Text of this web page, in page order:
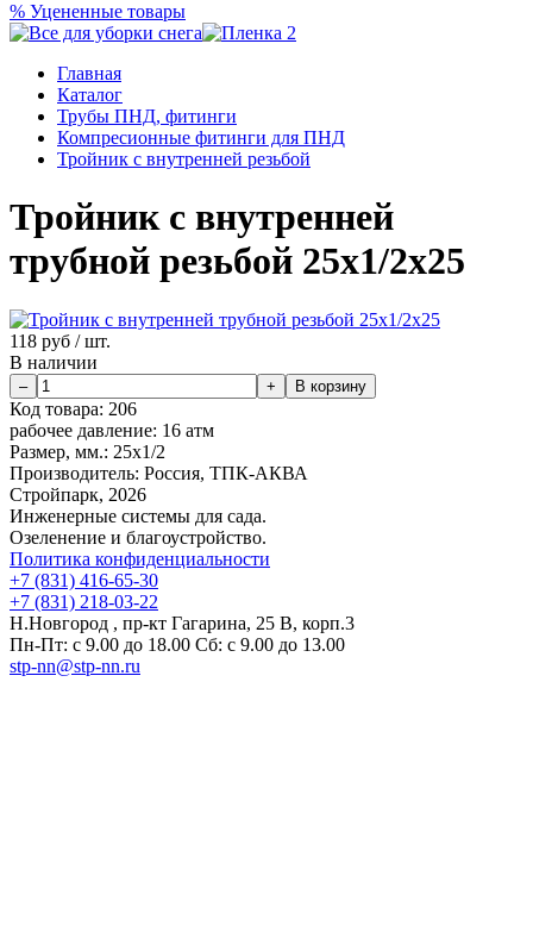
% Уцененные товары
Главная
Каталог
Трубы ПНД, фитинги
Компресионные фитинги для ПНД
Тройник с внутренней резьбой
Тройник с внутренней
трубной резьбой 25х1/2х25
118 руб / шт.
В наличии
Код товара: 206
рабочее давление: 16 атм
Размер, мм.: 25х1/2
Производитель: Россия, ТПК-АКВА
Стройпарк, 2026
Инженерные системы для сада.
Озеленение и благоустройство.
Политика конфиденциальности
+7 (831) 416-65-30
+7 (831) 218-03-22
Н.Новгород , пр-кт Гагарина, 25 В, корп.3
Пн-Пт: с 9.00 до 18.00 Сб: с 9.00 до 13.00
stp-nn@stp-nn.ru